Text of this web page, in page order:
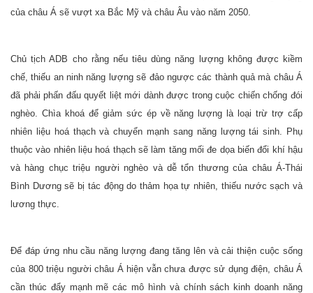
của châu Á sẽ vượt xa Bắc Mỹ và châu Âu vào năm 2050.
Chủ tịch ADB cho rằng nếu tiêu dùng năng lượng không được kiềm
chế, thiếu an ninh năng lượng sẽ đảo ngược các thành quả mà châu Á
đã phải phấn đấu quyết liệt mới dành được trong cuộc chiến chống đói
nghèo. Chìa khoá để giảm sức ép về năng lượng là loại trừ trợ cấp
nhiên liệu hoá thạch và chuyển mạnh sang năng lượng tái sinh. Phụ
thuộc vào nhiên liệu hoá thạch sẽ làm tăng mối đe dọa biến đổi khí hậu
và hàng chục triệu người nghèo và dễ tổn thương của châu Á-Thái
Bình Dương sẽ bị tác động do thảm họa tự nhiên, thiếu nước sạch và
lương thực.
Để đáp ứng nhu cầu năng lượng đang tăng lên và cải thiện cuộc sống
của 800 triệu người châu Á hiện vẫn chưa được sử dụng điện, châu Á
cần thúc đẩy mạnh mẽ các mô hình và chính sách kinh doanh năng